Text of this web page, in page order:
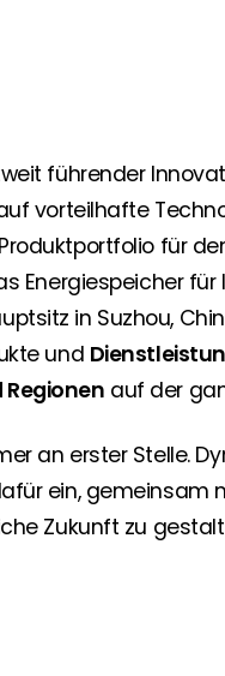
und
von Segen.
Branche? Dann sind
Partner und
passenden PV-
führender
vorteilhafte
für
Energiespeicher
in Suzhou,
und
Regionen auf der
an erster Stelle.
ein, gemeinsam
Zukunft zu